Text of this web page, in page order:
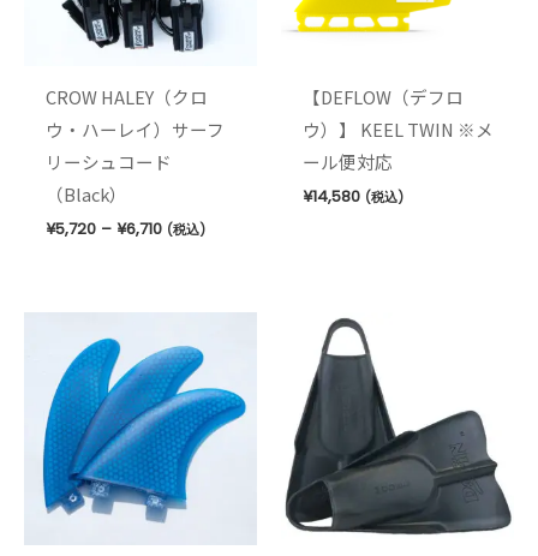
CROW HALEY（クロ
ウ・ハーレイ）サーフ
リーシュコード
（Black）
¥5,720 – ¥6,710 (税込)
【DEFLOW（デフロ
ウ）】 KEEL TWIN ※メ
ール便対応
¥14,580 (税込)
¥14,850